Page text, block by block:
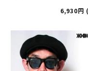
6,930